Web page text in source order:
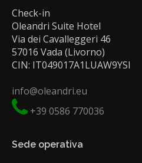
Check-in
Oleandri Suite Hotel
Via dei Cavalleggeri 46
57016 Vada (Livorno)
CIN: IT049017A1LUAW9YSI
info@oleandri.eu
+39 0586 770036
Sede operativa